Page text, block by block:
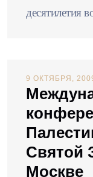
десятилетия
9 ОКТЯБРЯ,
Святой
Москве